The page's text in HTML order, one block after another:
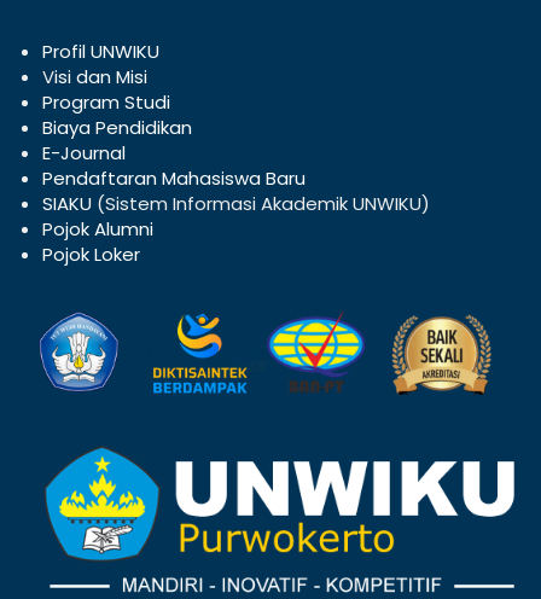
Profil UNWIKU
Visi dan Misi
Program Studi
Biaya Pendidikan
E-Journal
Pendaftaran Mahasiswa Baru
SIAKU (Sistem Informasi Akademik UNWIKU)
Pojok Alumni
Pojok Loker